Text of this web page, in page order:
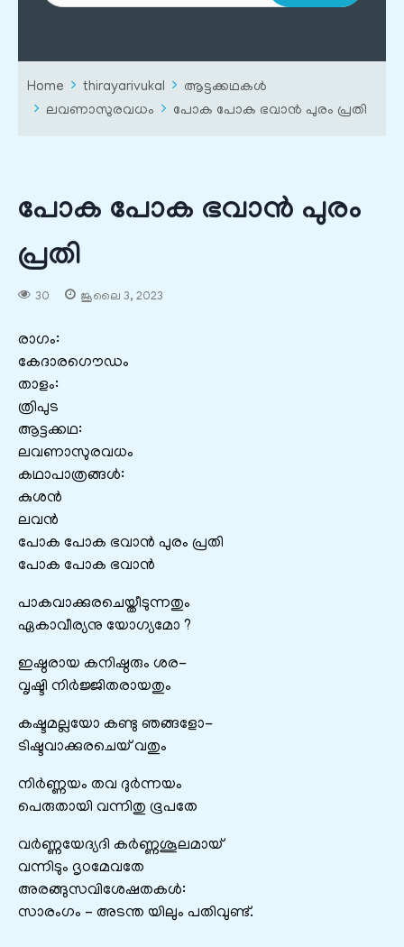
Home thirayarivukal
ആട്ടക്കഥകൾ
ലവണാസുരവധം
പോക പോക ഭവാന്‍ പുരം പ്രതി
പോക പോക ഭവാന്‍ പുരം
പ്രതി
30 ജൂലൈ 3, 2023
രാഗം:
കേദാരഗൌഡം
താളം:
ത്രിപുട
ആട്ടക്കഥ:
ലവണാസുരവധം
കഥാപാത്രങ്ങൾ:
കുശൻ
ലവൻ
പോക പോക ഭവാന്‍ പുരം പ്രതി
പോക പോക ഭവാന്‍
പാകവാക്കുരചെയ്തീടുന്നതും
ഏകാവീര്യനു യോഗ്യമോ ?
ഇഷ്ഠരായ കനിഷ്ഠരും ശര-
വൃഷ്ടി നിര്‍ജ്ജിതരായതും
കഷ്ടമല്ലയോ കണ്ടു ഞങ്ങളോ-
ടിഷ്ടവാക്കുരചെയ് വതും
നിര്‍ണ്ണയം തവ ദുര്‍ന്നയം
പെരുതായി വന്നിതു ഭൂപതേ
വര്‍ണ്ണയേദ്യദി കര്‍ണ്ണശൂലമായ്
വന്നിടും ദൃഠമേവതേ
അരങ്ങുസവിശേഷതകൾ:
സാരംഗം – അടന്ത യിലും പതിവുണ്ട്.